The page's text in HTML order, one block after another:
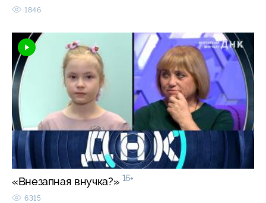
1846
«Внезапная внучка?» 16+
6315